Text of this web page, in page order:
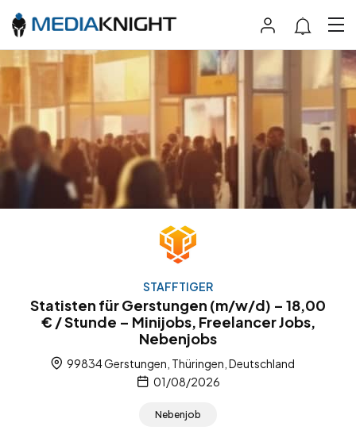
STAFFTIGER
Statisten für Gerstungen (m/w/d) – 18,00
€ / Stunde – Minijobs, Freelancer Jobs,
Nebenjobs
99834 Gerstungen, Thüringen, Deutschland
01/08/2026
Nebenjob